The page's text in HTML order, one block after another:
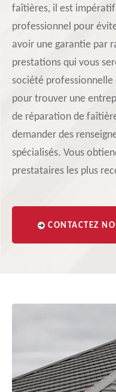
faîtières, il est
professionnel pour
avoir une garantie par
prestations qui vous
société
pour trouver une
de réparation de
demander des
spécialisés. Vous
prestataires les plus
CONTACTEZ